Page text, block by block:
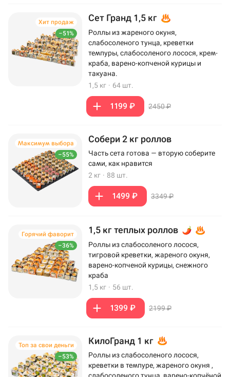
–51%
Хит продаж Сет Гранд 1,5 кг
Роллы из жареного окуня,
слабосоленого тунца, креветки
темпуры, слабосоленого лосося, крем-
краба, варено-копченой курицы и
такуана.
1,5 кг · 64 шт.
1199 ₽ 2450 ₽
–55%
Максимум выбора Собери 2 кг роллов
Часть сета готова — вторую соберите
сами, как нравится
2 кг · 88 шт.
1499 ₽ 3349 ₽
–36%
Горячий фаворит 1,5 кг теплых роллов
Роллы из слабосоленого лосося,
тигровой креветки, жареного окуня,
варено-копченой курицы, снежного
краба
1,5 кг · 56 шт.
1399 ₽ 2199 ₽
–53%
Топ за свои деньги КилоГранд 1 кг
Роллы из слабосоленого лосося,
креветки в темпуре, жареного окуня ,